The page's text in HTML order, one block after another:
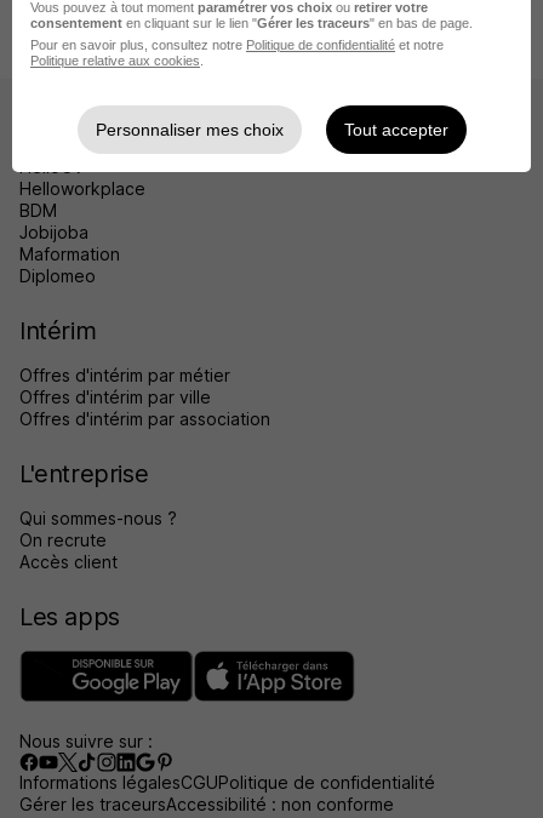
Index Intérim Direction
Les sites
Helloworkplace
BDM
Jobijoba
Maformation
Diplomeo
Intérim
Offres d'intérim par métier
Offres d'intérim par ville
Offres d'intérim par association
L'entreprise
Qui sommes-nous ?
On recrute
Accès client
Les apps
Nous suivre sur :
Informations légalesCGUPolitique de confidentialité
Gérer les traceursAccessibilité : non conforme
Vous pouvez à tout moment paramétrer vos choix ou retirer votre
consentement en cliquant sur le lien "Gérer les traceurs" en bas de page.
Pour en savoir plus, consultez notre Politique de confidentialité et notre
Politique relative aux cookies
Personnaliser mes choix Tout accepter